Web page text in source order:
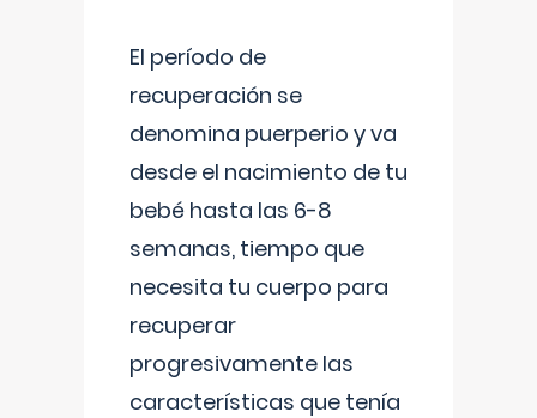
El período de
recuperación se
denomina puerperio y va
desde el nacimiento de tu
bebé hasta las 6-8
semanas, tiempo que
necesita tu cuerpo para
recuperar
progresivamente las
características que tenía